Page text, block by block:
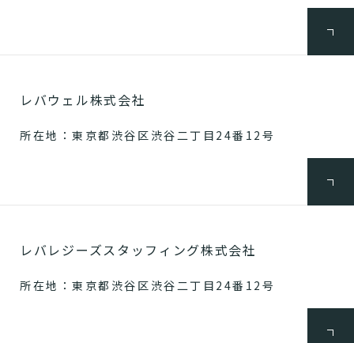
レバウェル株式会社
所在地：東京都渋谷区渋谷二丁目24番12号
レバレジーズスタッフィング株式会社
所在地：東京都渋谷区渋谷二丁目24番12号